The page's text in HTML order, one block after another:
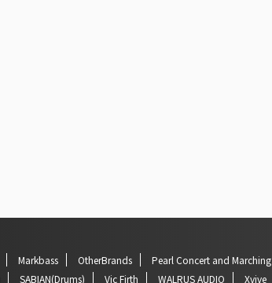
Markbass OtherBrands Pearl Concert and Marching
SABIAN(Drums) Vic Firth WALRUS AUDIO Xvive